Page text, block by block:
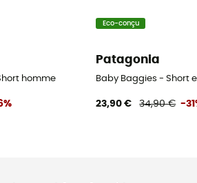
homme
Eco-conçu
Patagonia
Baby Baggies - Short
23,90 € 34,90 € -